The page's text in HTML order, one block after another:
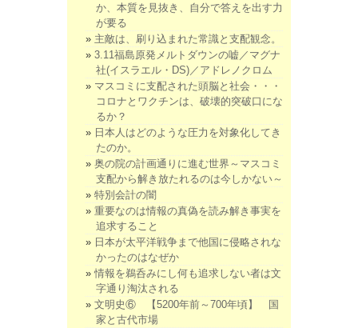
か、本質を見抜き、自分で答えを出す力
が要る
主敵は、刷り込まれた常識と支配観念。
3.11福島原発メルトダウンの嘘／マグナ
社(イスラエル・DS)／アドレノクロム
マスコミに支配された頭脳と社会・・・
コロナとワクチンは、破壊的突破口にな
るか？
日本人はどのような圧力を対象化してき
たのか。
奥の院の計画通りに進む世界～マスコミ
支配から解き放たれるのは今しかない～
特別会計の闇
重要なのは情報の真偽を読み解き事実を
追求すること
日本が太平洋戦争まで他国に侵略されな
かったのはなぜか
情報を鵜呑みにし何も追求しない者は文
字通り淘汰される
文明史⑥ 【5200年前～700年頃】 国
家と古代市場